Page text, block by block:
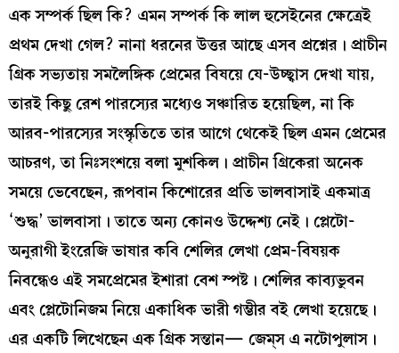
এক সম্পর্ক ছিল কি? এমন সম্পর্ক কি লাল হুসেইনের ক্ষেত্রেই
প্রথম দেখা গেল? নানা ধরনের উত্তর আছে এসব প্রশ্নের। প্রাচীন
গ্রিক সভ্যতায় সমলৈঙ্গিক প্রেমের বিষয়ে যে-উচ্ছ্বাস দেখা যায়,
তারই কিছু রেশ পারস্যের মধ্যেও সঞ্চারিত হয়েছিল, না কি
আরব-পারস্যের সংস্কৃতিতে তার আগে থেকেই ছিল এমন প্রেমের
আচরণ, তা নিঃসংশয়ে বলা মুশকিল। প্রাচীন গ্রিকেরা অনেক
সময়ে ভেবেছেন, রূপবান কিশোরের প্রতি ভালবাসাই একমাত্র
‘শুদ্ধ’ ভালবাসা। তাতে অন্য কোনও উদ্দেশ্য নেই। প্লেটো-
অনুরাগী ইংরেজি ভাষার কবি শেলির লেখা প্রেম-বিষয়ক
নিবন্ধেও এই সমপ্রেমের ইশারা বেশ স্পষ্ট। শেলির কাব্যভুবন
এবং প্লেটোনিজম নিয়ে একাধিক ভারী গম্ভীর বই লেখা হয়েছে।
এর একটি লিখেছেন এক গ্রিক সন্তান— জেম্‌স এ নটোপুলাস।